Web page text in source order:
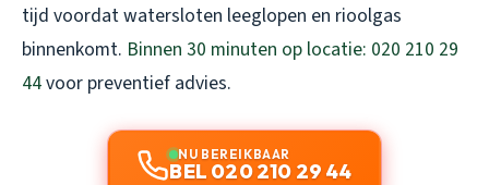
tijd voordat watersloten leeglopen en rioolgas
binnenkomt. Binnen 30 minuten op locatie: 020 210 29
44voor preventief advies.
NU BEREIKBAAR
BEL 020 210 29 44